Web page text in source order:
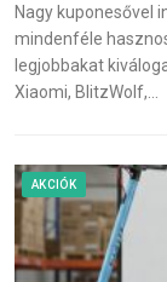
Nagy kuponesővel
mindenféle
legjobbakat
Xiaomi, BlitzWolf,…
AKCIÓK